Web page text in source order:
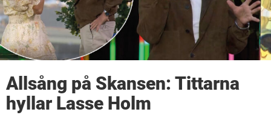
Allsång på Skansen: Tittarna
hyllar Lasse Holm